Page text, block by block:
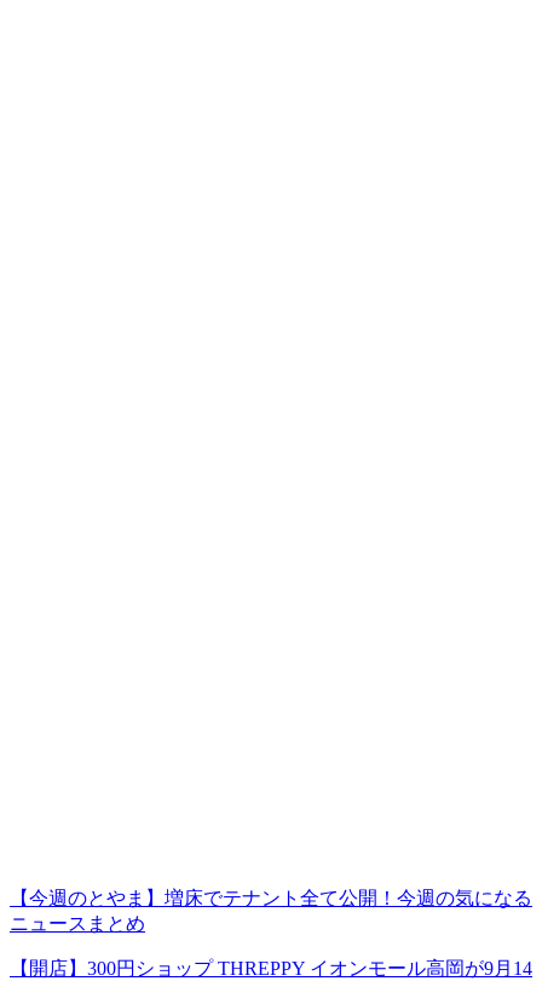
【今週のとやま】増床でテナント全て公開！今週の気になる
ニュースまとめ
【開店】300円ショップ THREPPY イオンモール高岡が9月14